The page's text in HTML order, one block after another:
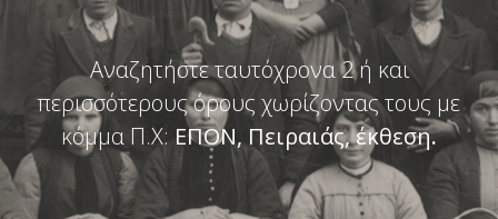
Αναζητήστε ταυτόχρονα 2 ή και
περισσότερους όρους χωρίζοντας τους με
κόμμα Π.Χ: ΕΠΟΝ, Πειραιάς, έκθεση.